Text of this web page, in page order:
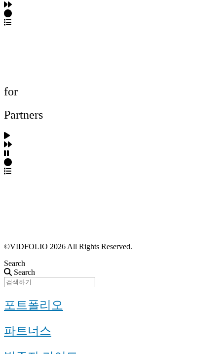
for
Partners
©VIDFOLIO 2026 All Rights Reserved.
Search
Search
포트폴리오
파트너스